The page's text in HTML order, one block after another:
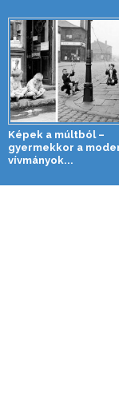
Képek a múltból –
gyermekkor a
vívmányok...